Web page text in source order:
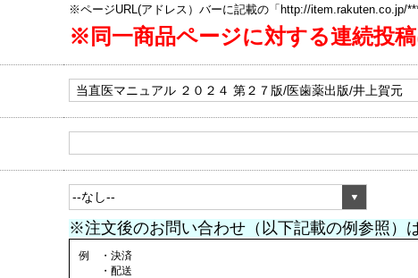
※ページURL(アドレス）バーに記載の「http://item.rakuten.co.jp/
※同一商品ページに対する連続投稿
※注文後のお問い合わせ（以下記載の例参照）
例 ・決済
・配送